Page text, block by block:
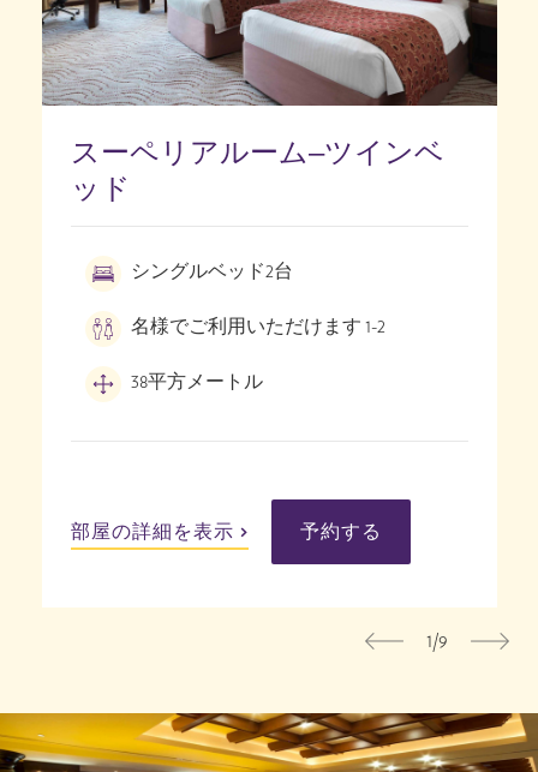
スーペリアルーム–ツインベ
ッド
シングルベッド2台
名様でご利用いただけます 1-2
38平方メートル
部屋の詳細を表示 予約する
Previous
1/9